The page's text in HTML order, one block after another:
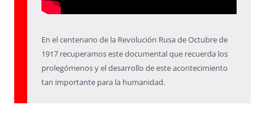
En el centenario de la Revolución Rusa de Octubre de
1917 recuperamos este documental que recuerda los
prolegómenos y el desarrollo de este acontecimiento
tan importante para la humanidad.